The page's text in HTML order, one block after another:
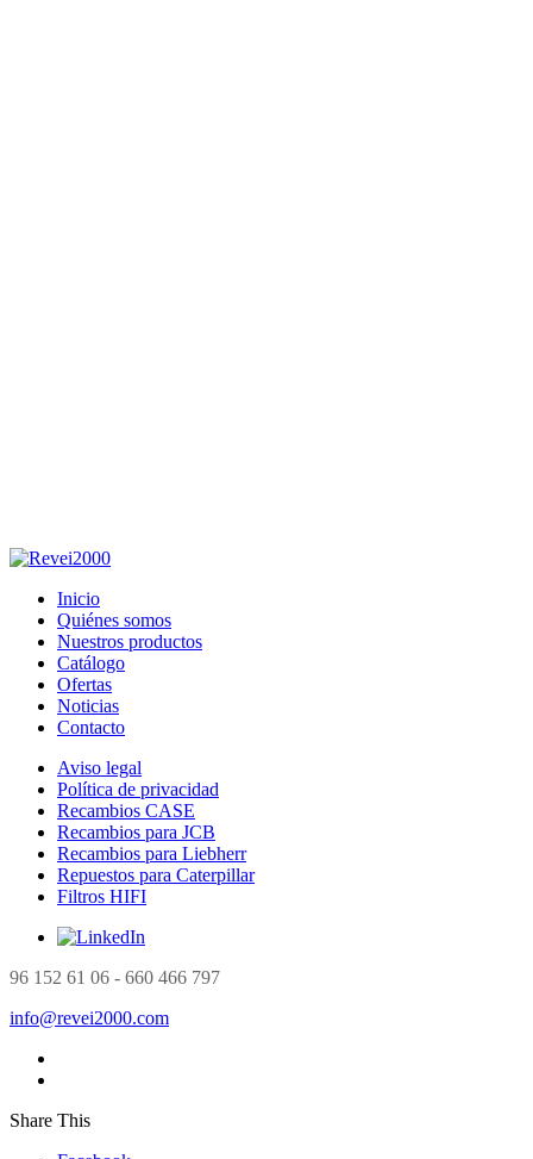
Inicio
Quiénes somos
Nuestros productos
Catálogo
Ofertas
Noticias
Contacto
Aviso legal
Política de privacidad
Recambios CASE
Recambios para JCB
Recambios para Liebherr
Repuestos para Caterpillar
Filtros HIFI
96 152 61 06 - 660 466 797
info@revei2000.com
Share This